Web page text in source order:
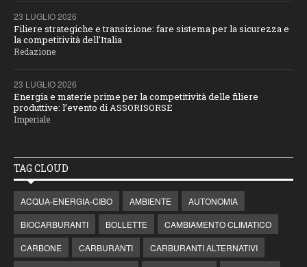
23 LUGLIO 2026
Filiere strategiche e transizione: fare sistema per la sicurezza e
la competitività dell'Italia
Redazione
23 LUGLIO 2026
Energia e materie prime per la competitività delle filiere
produttive: l’evento di ASSORISORSE
Imperiale
TAG CLOUD
ACQUA-ENERGIA-CIBO AMBIENTE
AUTONOMIA
BIOCARBURANTI
BOLLETTE
CAMBIAMENTO CLIMATICO
CARBONE
CARBURANTI
CARBURANTI ALTERNATIVI